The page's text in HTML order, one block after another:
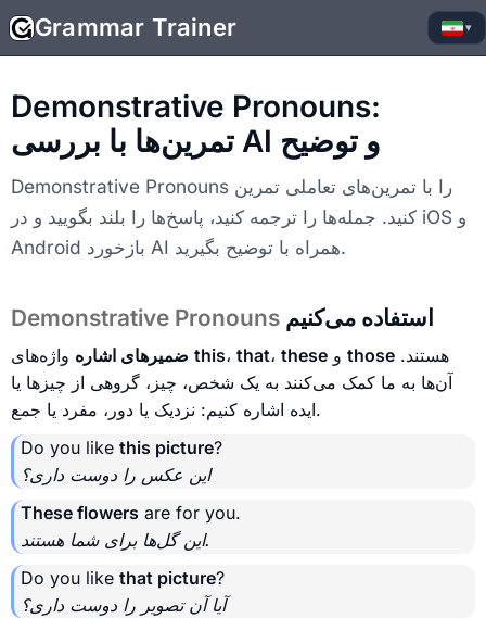
Grammar Trainer ▾
Demonstrative Pronouns:
تمرین‌ها با بررسی AI و توضیح
Demonstrative Pronouns را با تمرین‌های تعاملی تمرین
کنید. جمله‌ها را ترجمه کنید، پاسخ‌ها را بلند بگویید و در iOS و
Android بازخورد AI همراه با توضیح بگیرید.
Demonstrative Pronouns استفاده می‌کنیم
ضمیرهای اشاره this، that، these those
آن‌ها به ما کمک می‌کنند به یک شخص، چیز، گروهی از چیزها یا
ایده اشاره کنیم: نزدیک یا دور، مفرد یا جمع.
Do you like this picture?
این عکس را دوست داری؟
These flowers are for you.
این گل‌ها برای شما هستند.
Do you like that picture?
آیا آن تصویر را دوست داری؟